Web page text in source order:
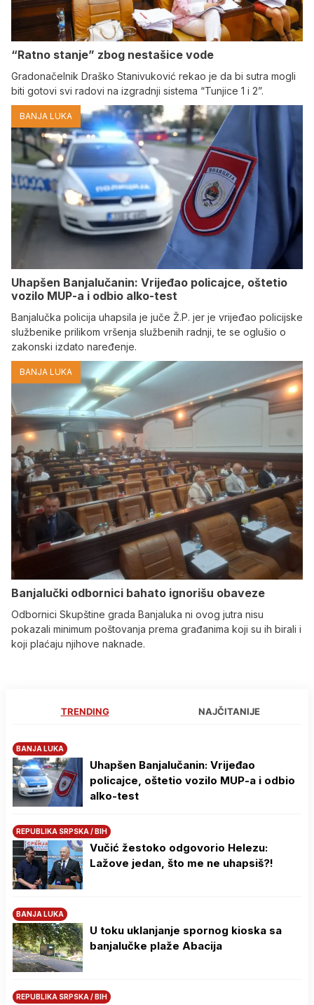
“Ratno stanje” zbog nestašice vode
Gradonačelnik Draško Stanivuković rekao je da bi sutra mogli
biti gotovi svi radovi na izgradnji sistema “Tunjice 1 i 2”.
BANJA LUKA
Uhapšen Banjalučanin: Vrijeđao policajce, oštetio
vozilo MUP-a i odbio alko-test
Banjalučka policija uhapsila je juče Ž.P. jer je vrijeđao policijske
službenike prilikom vršenja službenih radnji, te se oglušio o
zakonski izdato naređenje.
BANJA LUKA
Banjalučki odbornici bahato ignorišu obaveze
Odbornici Skupštine grada Banjaluka ni ovog jutra nisu
pokazali minimum poštovanja prema građanima koji su ih birali i
koji plaćaju njihove naknade.
TRENDING NAJČITANIJE
BANJA LUKA
Uhapšen Banjalučanin: Vrijeđao
policajce, oštetio vozilo MUP-a i odbio
alko-test
REPUBLIKA SRPSKA / BIH
Vučić žestoko odgovorio Helezu:
Lažove jedan, što me ne uhapsiš?!
BANJA LUKA
U toku uklanjanje spornog kioska sa
banjalučke plaže Abacija
REPUBLIKA SRPSKA / BIH